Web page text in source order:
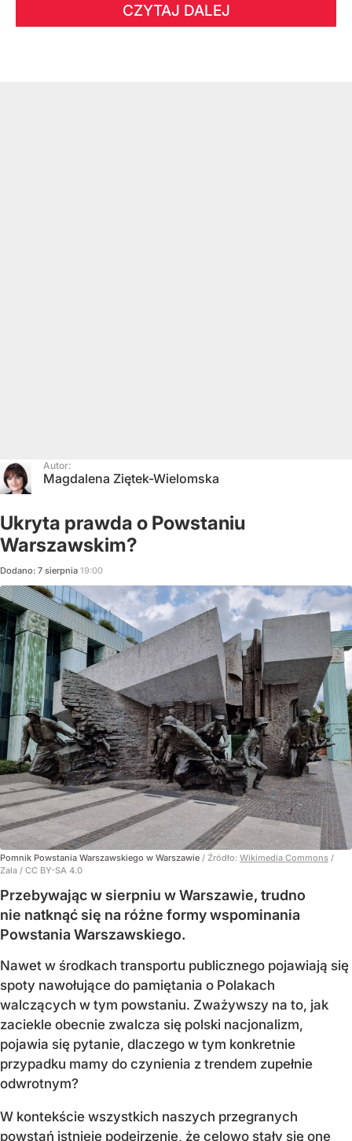
CZYTAJ DALEJ
Autor:
Magdalena Ziętek-Wielomska
Ukryta prawda o Powstaniu
Warszawskim?
Dodano: 7 sierpnia 19:00
Pomnik Powstania Warszawskiego w Warszawie / Źródło: Wikimedia Commons /
Zala / CC BY-SA 4.0
Przebywając w sierpniu w Warszawie, trudno
nie natknąć się na różne formy wspominania
Powstania Warszawskiego.
Nawet w środkach transportu publicznego pojawiają się
spoty nawołujące do pamiętania o Polakach
walczących w tym powstaniu. Zważywszy na to, jak
zaciekle obecnie zwalcza się polski nacjonalizm,
pojawia się pytanie, dlaczego w tym konkretnie
przypadku mamy do czynienia z trendem zupełnie
odwrotnym?
W kontekście wszystkich naszych przegranych
powstań istnieje podejrzenie, że celowo stały się one